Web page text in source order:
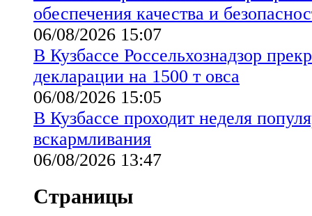
обеспечения качества и
06/08/2026 15:07
В Кузбассе Россельхознадзор
декларации на 1500 т овса
06/08/2026 15:05
В Кузбассе проходит неделя
вскармливания
06/08/2026 13:47
Страницы